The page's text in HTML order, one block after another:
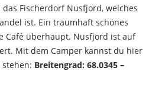
Fischerdorf Nusfjord, welches
ist. Ein traumhaft schönes
Café überhaupt. Nusfjord ist auf
Mit dem Camper kannst du hier
Breitengrad: 68.0345 –